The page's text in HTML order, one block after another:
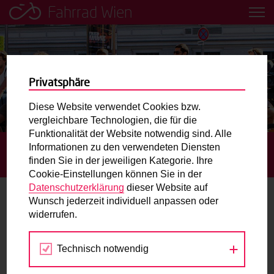
Fahrrad Wien
Leih dir einfach ein Transportfahrrad in deiner Nähe aus!
Mobilitätsbildung für Kinder und
Jugendliche
Radweg-Projektkarte
Routenplaner
Mit dem Fahrrad in Wien unterwegs? Hier finden Sie die
beste Route.
Wunschbox
Sie haben ein Anliegen zum Radverkehr? Schreiben Sie
STARTSEITE TERMINE
VON ALTEN BAHNHÖFEN UND
NEUEN WOHNIDEEN
19.
AUG
2022
Privatsphäre
Diese Website verwendet Cookies bzw.
vergleichbare Technologien, die für die
Funktionalität der Website notwendig sind. Alle
Informationen zu den verwendeten Diensten
finden Sie in der jeweiligen Kategorie. Ihre
Cookie-Einstellungen können Sie in der
Datenschutzerklärung dieser Website auf
Wunsch jederzeit individuell anpassen oder
widerrufen.
Technisch notwendig